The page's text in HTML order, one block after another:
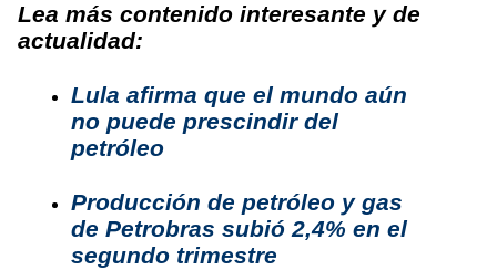
Lea más contenido interesante y de
actualidad:
Lula afirma que el mundo aún
no puede prescindir del
petróleo
Producción de petróleo y gas
de Petrobras subió 2,4% en el
segundo trimestre